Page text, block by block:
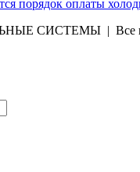
порядок оплаты
СИСТЕМЫ | Все